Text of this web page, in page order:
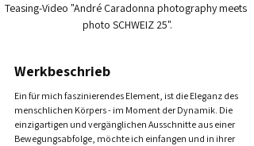
Teasing-Video "André Caradonna photography meets
photo SCHWEIZ 25".
Werkbeschrieb
Ein für mich faszinierendes Element, ist die Eleganz des
menschlichen Körpers - im Moment der Dynamik. Die
einzigartigen und vergänglichen Ausschnitte aus einer
Bewegungsabfolge, möchte ich einfangen und in ihrer